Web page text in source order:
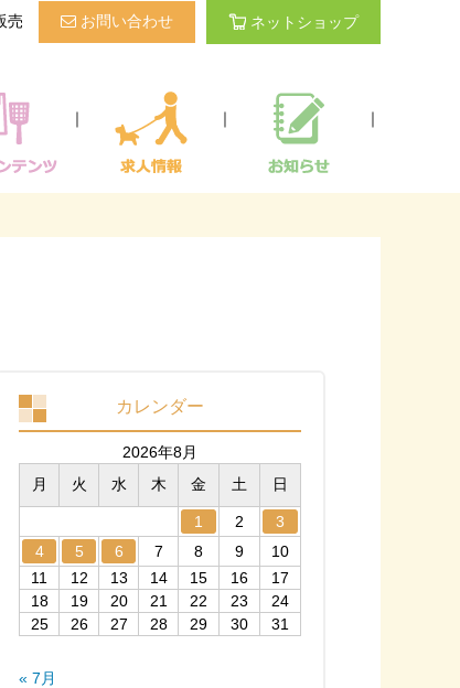
売 お問い合わせ ネットショップ
｜ ｜ ｜
カレンダー
2026年8月
月
火 水 木 金 土 日
1 2
3
4
5 6 7 8 9
10
11
12 13 14 15 16
17
18
19 20 21 22 23
24
25
26 27 28 29 30 31
« 7月